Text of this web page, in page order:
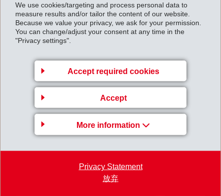
We use cookies/targeting and process personal data to
measure results and/or tailor the content of our website.
Because we value your privacy, we ask for your permission.
You can change/adjust your consent at any time in the
"Privacy settings".
Accept required cookies
Accept
More information
Privacy Statement
放弃